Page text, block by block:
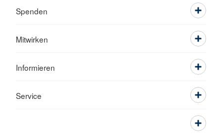
Spenden
Mitwirken
Informieren
Service